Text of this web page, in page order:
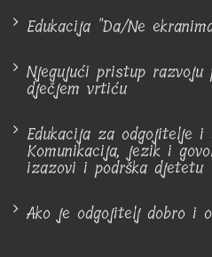
Edukacija "Da/Ne
Njegujući pristup
dječjem vrtiću
Edukacija za odgojitelje i
Komunikacija, jezik i
izazovi i podrška djetetu
Ako je odgojitelj dobro i